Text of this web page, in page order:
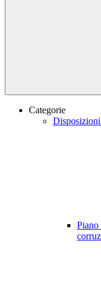
Categorie
Piano